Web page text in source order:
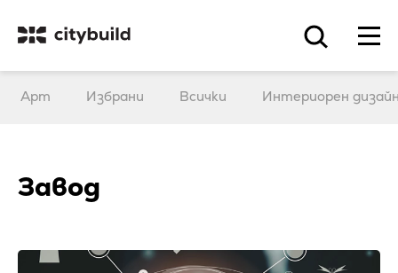
Арт Избрани Всички Интериорен
Завод